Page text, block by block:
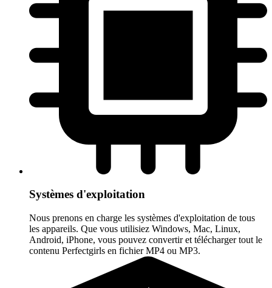
Systèmes d'exploitation
Nous prenons en charge les systèmes d'exploitation de tous
les appareils. Que vous utilisiez Windows, Mac, Linux,
Android, iPhone, vous pouvez convertir et télécharger tout le
contenu Perfectgirls en fichier MP4 ou MP3.